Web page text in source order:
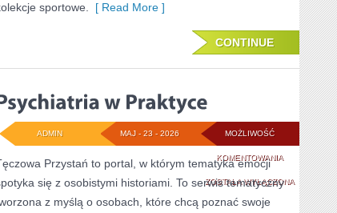
sportowe.
[ Read More ]
CONTINUE
MOŻLIWOŚĆ
KOMENTOWANIAPSYCHIATRIA
W
PRAKTYCE
ZOSTAŁA WYŁĄCZONA
MAJ - 23 - 2026
ADMIN
Przystań to portal, w którym tematyka emocji
się z osobistymi historiami. To serwis tematyczny
z myślą o osobach, które chcą poznać swoje